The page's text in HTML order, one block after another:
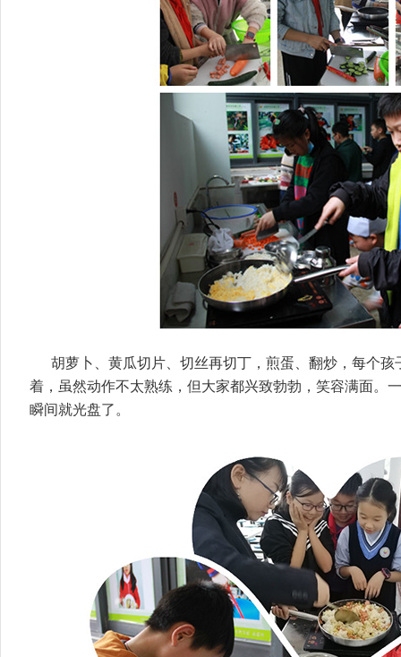
胡萝卜、黄瓜切片、切丝再切丁，煎蛋、翻炒，每个
着，虽然动作不太熟练，但大家都兴致勃勃，笑容满面。
瞬间就光盘了。